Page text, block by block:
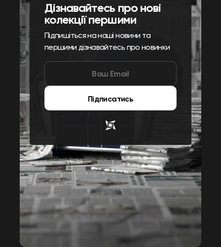
Дізнавайтесь про нові
колекції першими
Підпишіться на наші новини та
першими дізнавайтесь про новинки
Підписатись